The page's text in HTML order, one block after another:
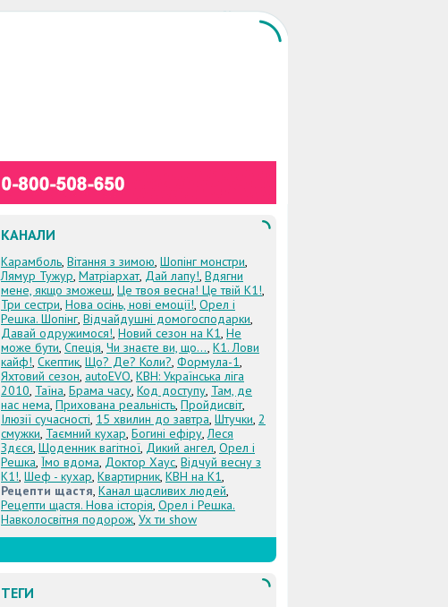
КАНАЛИ
Карамболь, Вітання з зимою, Шопінг монстри,
Лямур Тужур, Матріархат, Дай лапу!, Вдягни
мене, якщо зможеш, Це твоя весна! Це твій К1!,
Три сестри, Нова осінь, нові емоції!, Орел і
Решка. Шопінг, Відчайдушні домогосподарки,
Давай одружимося!, Новий сезон на К1, Не
може бути, Спеція, Чи знаєте ви, що..., К1. Лови
кайф!, Скептик, Що? Де? Коли?, Формула-1,
Яхтовий сезон, autoEVO, КВН: Українська ліга
2010, Таїна, Брама часу, Код доступу, Там, де
нас нема, Прихована реальність, Пройдисвіт,
Ілюзії сучасності, 15 хвилин до завтра, Штучки, 2
смужки, Таємний кухар, Богині ефіру,Леся
Здєся, Щоденник вагітної, Дикий ангел, Орел і
Решка, Їмо вдома, Доктор Хаус, Відчуй весну з
К1!, Шеф - кухар, Квартирник, КВН на К1,
Рецепти щастя, Канал щасливих людей,
Рецепти щастя. Нова історія, Орел і Решка.
Навколосвітня подорож, Ух ти show
ТЕГИ